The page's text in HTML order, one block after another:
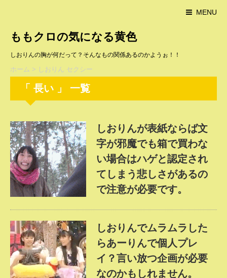
MENU
ももクロの気になる黄色
しおりんの胸が何だって？そんなもの関係あるのかようぉ！！
ホーム > しおりん セクシー
「 長い 」 一覧
しおりんが表紙ならば文
字が邪魔でも箱で買わな
い場合はハゲと認定され
てしまう悲しさがあるの
で注意が必要です。
しおりんでムラムラした
らあーりんで個人プレ
イ？言い放つ企画が必要
なのかもしれません。